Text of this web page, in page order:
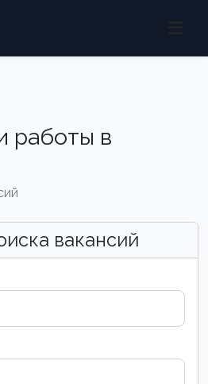
работы в
вакансий